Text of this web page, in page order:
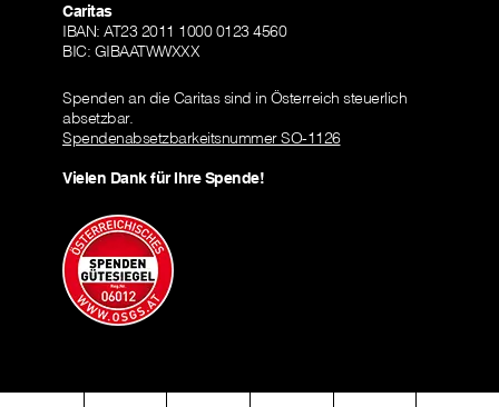
Caritas
IBAN: AT23 2011 1000 0123 4560
BIC: GIBAATWWXXX
Spenden an die Caritas sind in Österreich steuerlich
absetzbar.
Spendenabsetzbarkeitsnummer SO-1126
Vielen Dank für Ihre Spende!